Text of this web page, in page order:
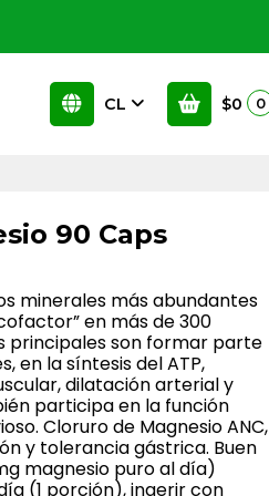
CL $0 0
90 Caps
minerales más abundantes
en más de 300
principales son formar parte
en la síntesis del ATP,
dilatación arterial y
participa en la función
Cloruro de Magnesio ANC,
y tolerancia gástrica. Buen
magnesio puro al día)
(1 porción), ingerir con